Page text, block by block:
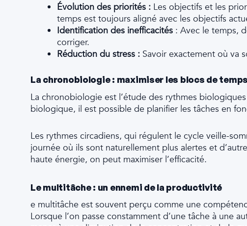
Évolution des priorités : Les objectifs et les
temps est toujours aligné avec les objectifs
Identification des inefficacités : Avec le temps,
corriger.
Réduction du stress : Savoir exactement où va
La chronobiologie : maximiser les blocs de temps
La chronobiologie est l’étude des rythmes
biologique, il est possible de planifier les tâches en
Les rythmes circadiens, qui régulent le cycle veille-
journée où ils sont naturellement plus alertes et
haute énergie, on peut maximiser l’efficacité.
Le multitâche : un ennemi de la productivité
e multitâche est souvent perçu comme une
Lorsque l’on passe constamment d’une tâche à une